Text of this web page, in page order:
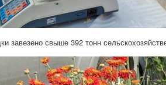
завезено свыше 392 тонн